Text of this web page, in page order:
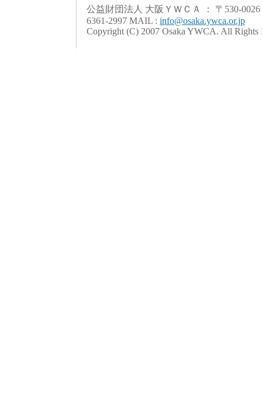
公益財団法人 大阪ＹＷＣＡ ： 〒530-
6361-2997 MAIL : info@osaka.ywca.or.jp
Copyright (C) 2007 Osaka YWCA. All Rights